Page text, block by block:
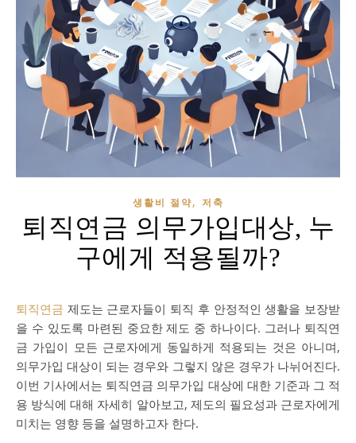
생활비 절약, 저축
퇴직연금 의무가입대상, 누
구에게 적용될까?
퇴직연금 제도는 근로자들이 퇴직 후 안정적인 생활을 보장받
을 수 있도록 마련된 중요한 제도 중 하나이다. 그러나 퇴직연
금 가입이 모든 근로자에게 동일하게 적용되는 것은 아니며,
의무가입 대상이 되는 경우와 그렇지 않은 경우가 나뉘어진다.
이번 기사에서는 퇴직연금 의무가입 대상에 대한 기준과 그 적
용 방식에 대해 자세히 알아보고, 제도의 필요성과 근로자에게
미치는 영향 등을 설명하고자 한다.